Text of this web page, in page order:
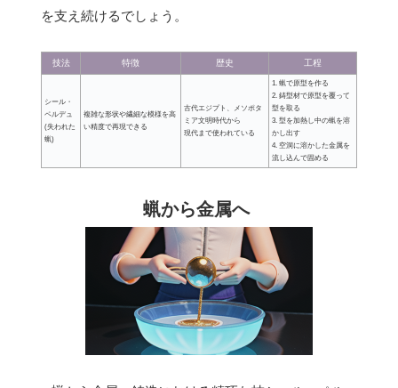
を支え続けるでしょう。
技法 特徴 歴史 工程
シール・
ペルデュ
(失われた
蝋)
複雑な形状や繊細な模様を高
い精度で再現できる
古代エジプト、メソポタ
ミア文明時代から
現代まで使われている
1. 蝋で原型を作る
2. 鋳型材で原型を覆って
型を取る
3. 型を加熱し中の蝋を溶
かし出す
4. 空洞に溶かした金属を
流し込んで固める
蝋から金属へ